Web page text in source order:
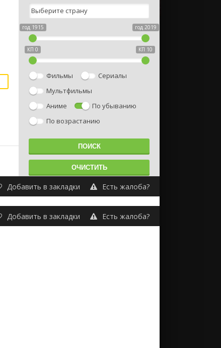
год 1915 год 2019
КП 0 КП 10
Фильмы
Сериалы
Мультфильмы
Аниме
По убыванию
По возрастанию
Добавить в закладки Есть жалоба?
Добавить в закладки Есть жалоба?